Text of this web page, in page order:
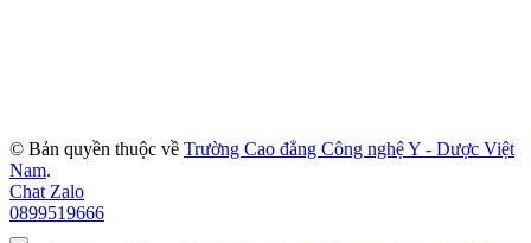
© Bản quyền thuộc về Trường Cao đẳng Công nghệ Y - Dược Việt
Nam.
Chat Zalo
0899519666